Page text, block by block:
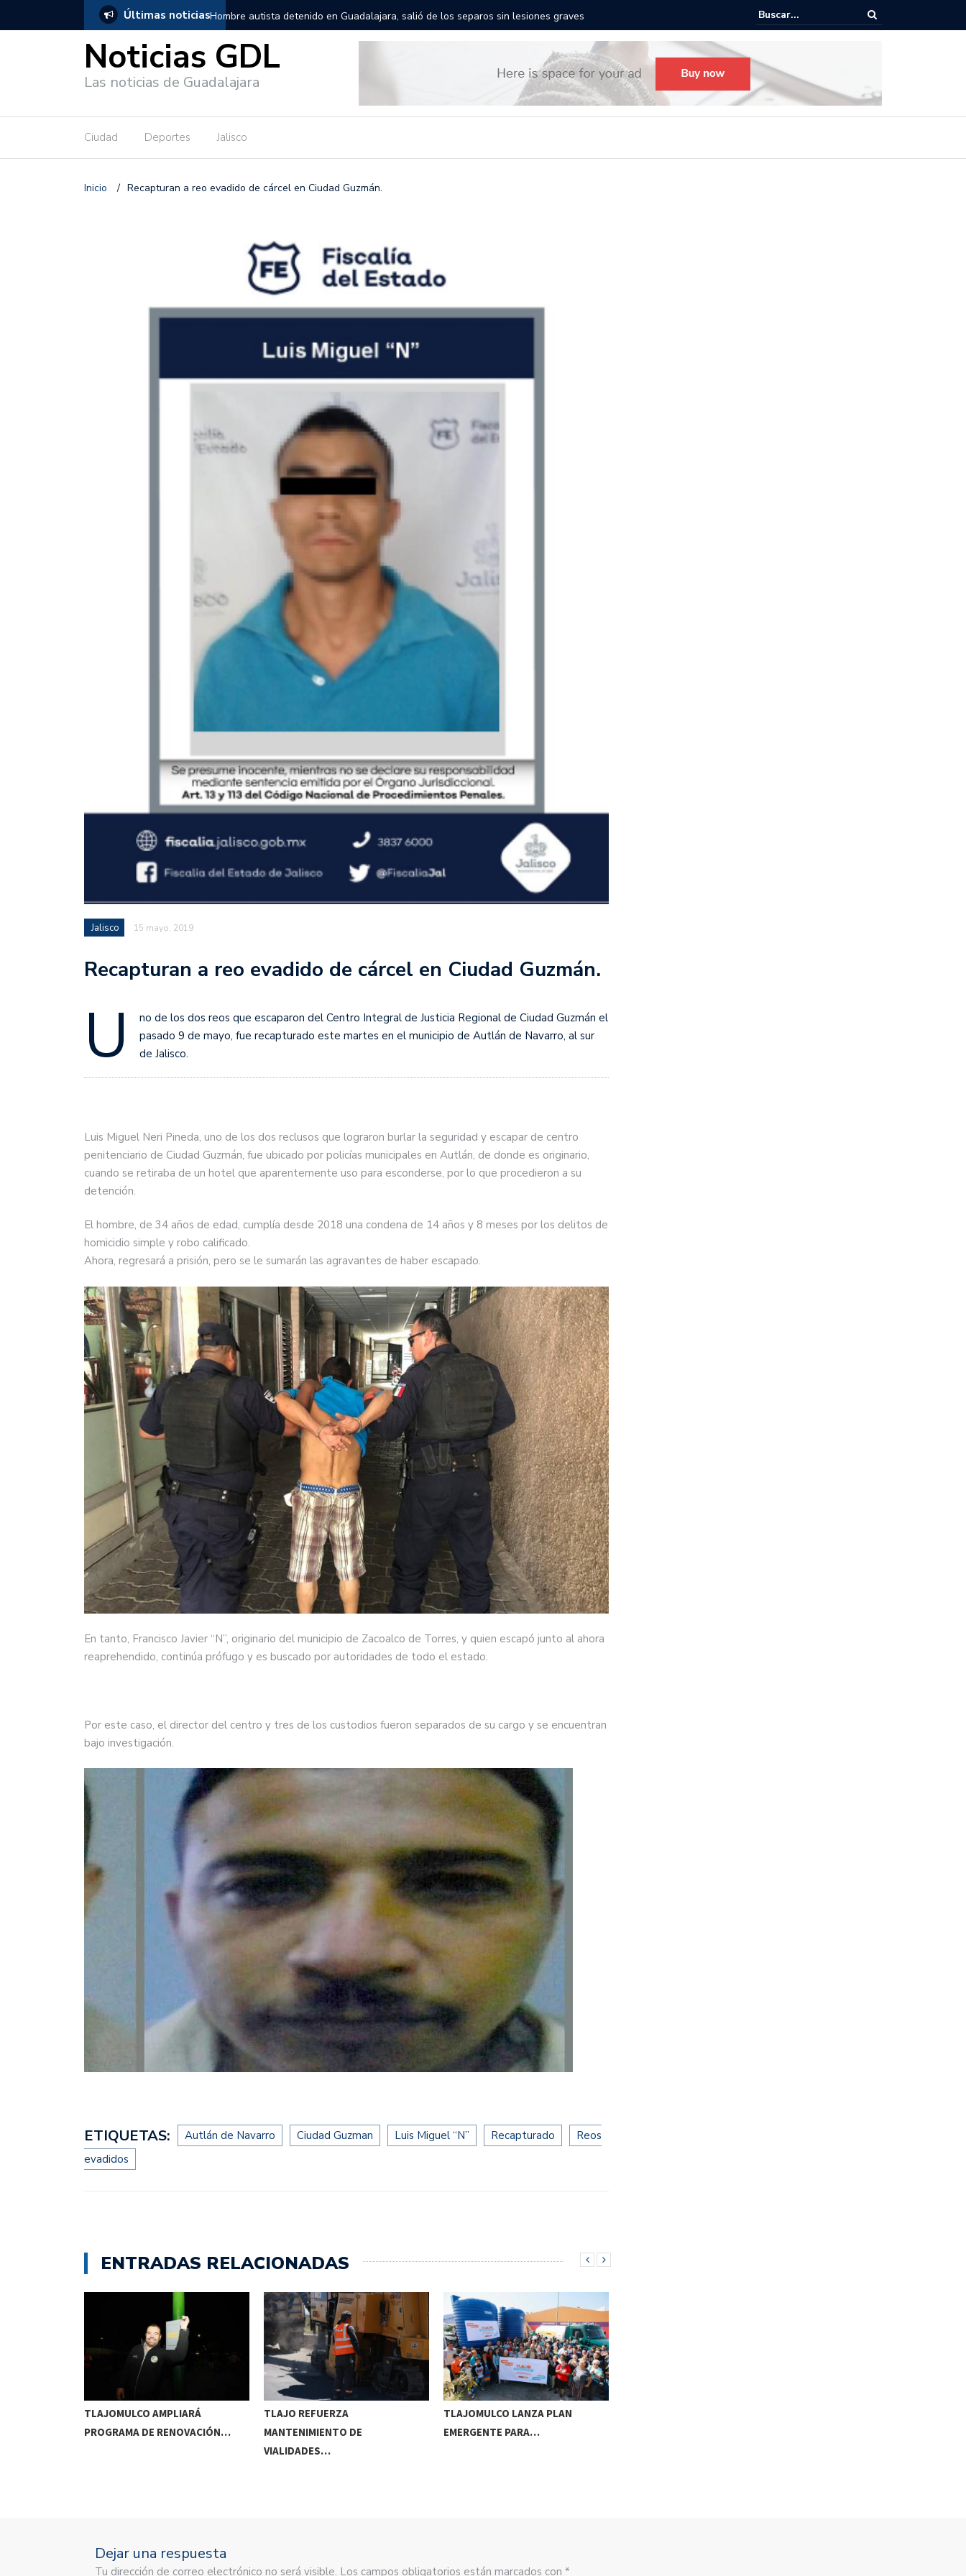
Últimas noticias
salió de los separos sin lesiones graves Títeres gigantes recorrerán las calles de Guadalajara: aparta la fecha Todo listo para el Festival Desfile Día de Muertos 2025 en Guadalajara
Noticias GDL
Las noticias de Guadalajara
Ciudad Deportes Jalisco
Inicio / Recapturan a reo evadido de cárcel en Ciudad Guzmán.
Jalisco 15 mayo, 2019
Recapturan a reo evadido de cárcel en Ciudad Guzmán.
U
no de los dos reos que escaparon del Centro Integral de Justicia Regional de Ciudad Guzmán el
pasado 9 de mayo, fue recapturado este martes en el municipio de Autlán de Navarro, al sur
de Jalisco.
Luis Miguel Neri Pineda, uno de los dos reclusos que lograron burlar la seguridad y escapar de centro
penitenciario de Ciudad Guzmán, fue ubicado por policías municipales en Autlán, de donde es originario,
cuando se retiraba de un hotel que aparentemente uso para esconderse, por lo que procedieron a su
detención.
El hombre, de 34 años de edad, cumplía desde 2018 una condena de 14 años y 8 meses por los delitos de
homicidio simple y robo calificado.
Ahora, regresará a prisión, pero se le sumarán las agravantes de haber escapado.
En tanto, Francisco Javier “N”, originario del municipio de Zacoalco de Torres, y quien escapó junto al ahora
reaprehendido, continúa prófugo y es buscado por autoridades de todo el estado.
Por este caso, el director del centro y tres de los custodios fueron separados de su cargo y se encuentran
bajo investigación.
ETIQUETAS: Autlán de Navarro Ciudad Guzman Luis Miguel “N” Recapturado
Reos
evadidos
ENTRADAS RELACIONADAS
TLAJOMULCO AMPLIARÁ
PROGRAMA DE RENOVACIÓN…
TLAJO REFUERZA
MANTENIMIENTO DE
VIALIDADES…
TLAJOMULCO LANZA PLAN
EMERGENTE PARA…
Dejar una respuesta
Tu dirección de correo electrónico no será visible. Los campos obligatorios están marcados con *